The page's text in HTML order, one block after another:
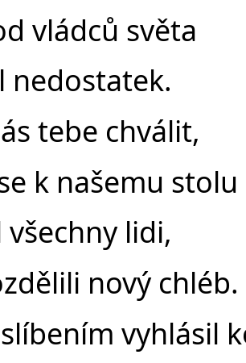
vládců světa
nedostatek.
tebe chválit,
k našemu stolu
všechny lidi,
nový chléb.
vyhlásil